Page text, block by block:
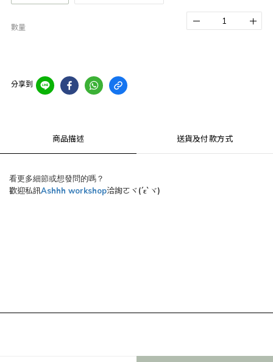
數量
分享到
商品描述 送貨及付款方式
看更多細節或想發問的嗎？
歡迎私訊Ashhh workshop洽詢ㄛヾ(´ε` ヾ)